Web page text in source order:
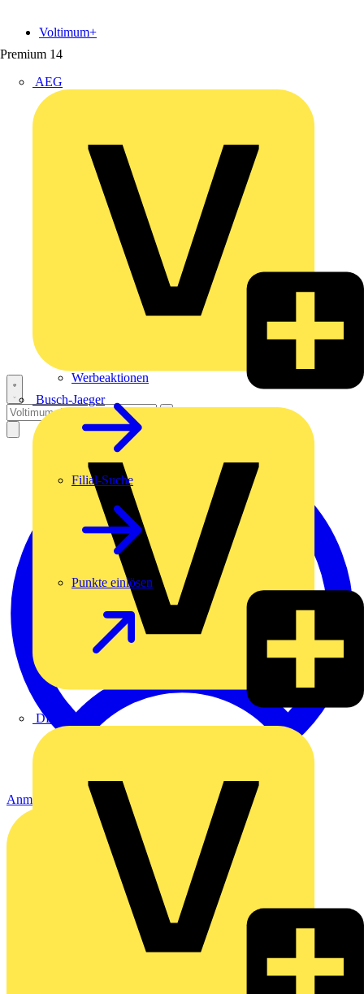
Premium 14
AEG
Busch-Jaeger
DEHN
Voltimum+
Werbeaktionen
Filial-Suche
Punkte einlösen
Anmelden Registrierung